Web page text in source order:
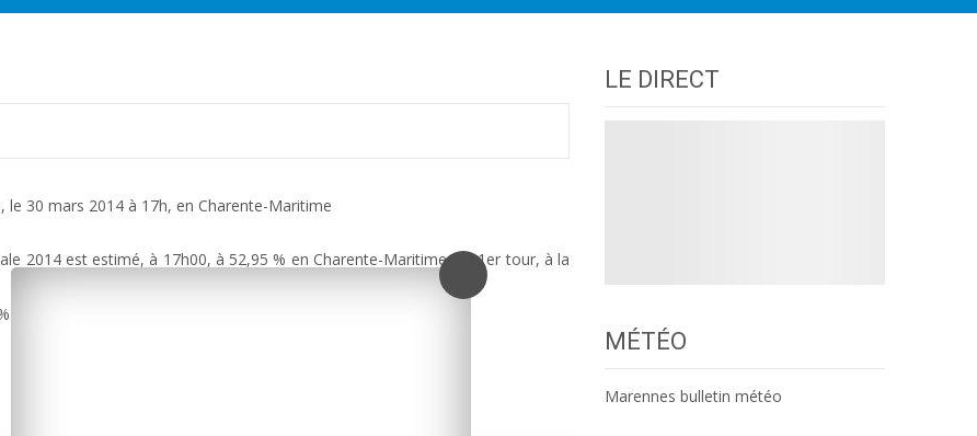
le 30 mars 2014 à 17h, en Charente-Maritime
2014 est estimé, à 17h00, à 52,95 % en Charente-Maritime. Au 1er tour, à la
LE DIRECT
MÉTÉO
Marennes bulletin météo